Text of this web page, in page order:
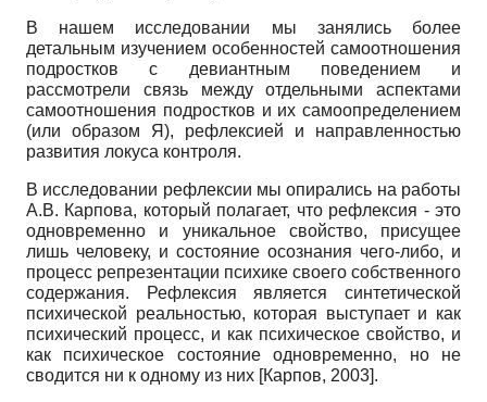
В нашем исследовании мы занялись более
детальным изучением особенностей самоотношения
подростков с девиантным поведением и
рассмотрели связь между отдельными аспектами
самоотношения подростков и их самоопределением
(или образом Я), рефлексией и направленностью
развития локуса контроля.
В исследовании рефлексии мы опирались на работы
А.В. Карпова, который полагает, что рефлексия - это
одновременно и уникальное свойство, присущее
лишь человеку, и состояние осознания чего-либо, и
процесс репрезентации психике своего собственного
содержания. Рефлексия является синтетической
психической реальностью, которая выступает и как
психический процесс, и как психическое свойство, и
как психическое состояние одновременно, но не
сводится ни к одному из них [Карпов, 2003].